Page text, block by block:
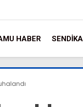
HABER SENDIKA